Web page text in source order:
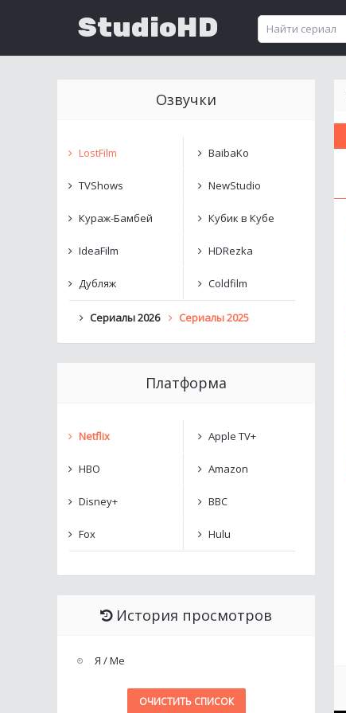
StudioHD
Озвучки
LostFilm BaibaKo
TVShows NewStudio
Кураж-Бамбей Кубик в Кубе
IdeaFilm HDRezka
Дубляж Coldfilm
Сериалы 2026 Сериалы 2025
Платформа
Netflix Apple TV+
HBO Amazon
Disney+ BBC
Fox Hulu
История просмотров
Я / Me
ОЧИСТИТЬ СПИСОК